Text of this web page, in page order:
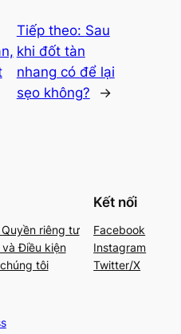
Tiếp theo: Sau
khi đốt tàn
nhang có để lại
sẹo không?
→
riêng tư
Điều kiện
tôi
Kết nối
Facebook
Instagram
Twitter/X